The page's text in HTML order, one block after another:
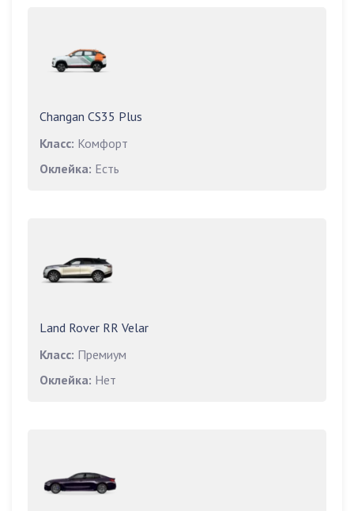
Changan CS35 Plus
Класс: Комфорт
Оклейка: Есть
Land Rover RR Velar
Класс: Премиум
Оклейка: Нет